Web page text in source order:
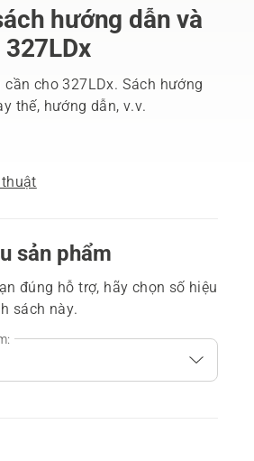
hướng dẫn và
cho 327LDx. Sách hướng
thế, hướng dẫn, v.v.
sản phẩm
đúng hỗ trợ, hãy chọn số hiệu
sách này.